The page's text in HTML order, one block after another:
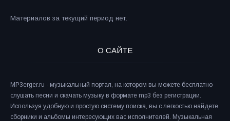
Материалов за текущий период нет.
О САЙТЕ
MP3erger.ru - музыкальный портал, на котором вы можете бесплатно
слушать песни и скачать музыку в формате mp3 без регистрации.
Используя удобную и простую систему поиска, вы с легкостью найдете
сборники и альбомы интересующих вас исполнителей. Музыкальная